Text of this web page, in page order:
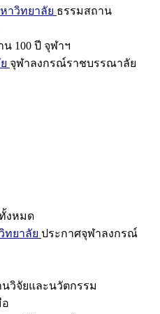
าวิทยาลัย ธรรมสถาน
น 100 ปี จุฬาฯ
จุฬาลงกรณ์ราชบรรณาลัย
งหมด
ทยาลัย ประกาศจุฬาลงกรณ์
นวิจัยและนวัตกรรม